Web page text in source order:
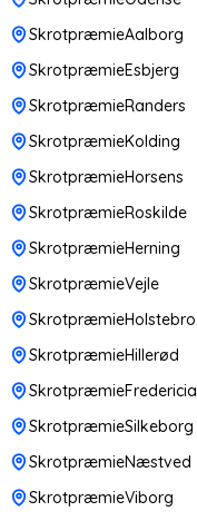
SkrotpræmieAalborg
SkrotpræmieEsbjerg
SkrotpræmieRanders
SkrotpræmieKolding
SkrotpræmieHorsens
SkrotpræmieRoskilde
SkrotpræmieHerning
SkrotpræmieVejle
SkrotpræmieHolstebro
SkrotpræmieHillerød
SkrotpræmieFredericia
SkrotpræmieSilkeborg
SkrotpræmieNæstved
SkrotpræmieViborg